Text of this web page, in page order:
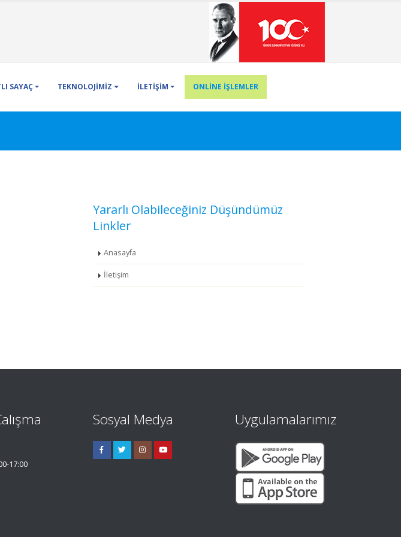
SAYAÇ TEKNOLOJİMİZ İLETİŞİM ONLİNE İŞLEMLER
Yararlı Olabileceğiniz Düşündümüz
Linkler
Anasayfa
İletişim
17:00
Sosyal Medya Uygulamalarımız